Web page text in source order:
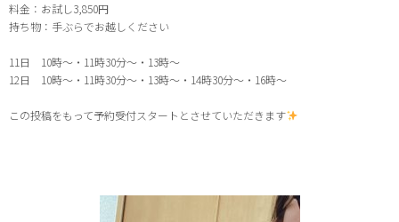
料金：お試し3,850円
持ち物：手ぶらでお越しください
11日 10時〜・11時30分〜・13時〜
12日 10時〜・11時30分〜・13時〜・14時30分〜・16時〜
この投稿をもって予約受付スタートとさせていただきます